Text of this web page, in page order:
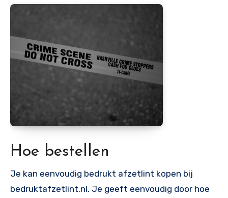
Hoe bestellen
Je kan eenvoudig bedrukt afzetlint kopen bij
bedruktafzetlint.nl. Je geeft eenvoudig door hoe